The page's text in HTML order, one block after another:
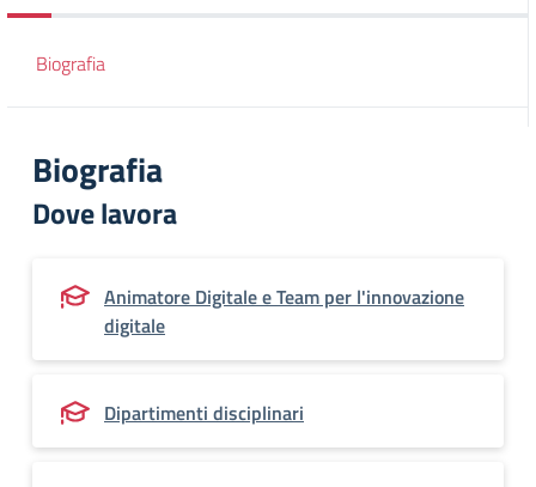
Biografia
Biografia
Dove lavora
Animatore Digitale e Team per l'innovazione
digitale
Dipartimenti disciplinari